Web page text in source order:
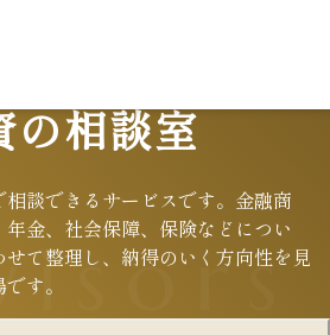
の相談室
談できるサービスです。金融商
金、社会保障、保険などについ
て整理し、納得のいく方向性を見
す。